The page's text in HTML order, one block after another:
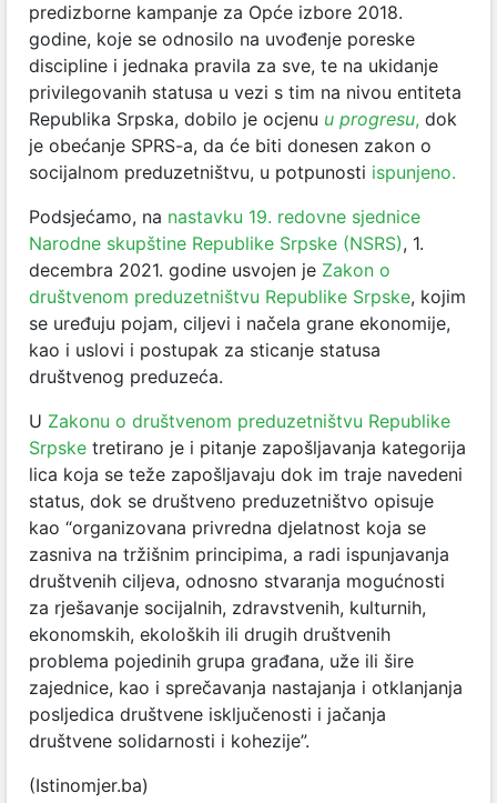
predizborne kampanje za Opće izbore 2018.
godine, koje se odnosilo na uvođenje poreske
discipline i jednaka pravila za sve, te na ukidanje
privilegovanih statusa u vezi s tim na nivou entiteta
Republika Srpska, dobilo je ocjenu u progresu, dok
je obećanje SPRS-a, da će biti donesen zakon o
socijalnom preduzetništvu, u potpunosti ispunjeno.
Podsjećamo, na nastavku 19. redovne sjednice
Narodne skupštine Republike Srpske (NSRS), 1.
decembra 2021. godine usvojen je Zakon o
društvenom preduzetništvu Republike Srpske, kojim
se uređuju pojam, ciljevi i načela grane ekonomije,
kao i uslovi i postupak za sticanje statusa
društvenog preduzeća.
U Zakonu o društvenom preduzetništvu Republike
Srpske tretirano je i pitanje zapošljavanja kategorija
lica koja se teže zapošljavaju dok im traje navedeni
status, dok se društveno preduzetništvo opisuje
kao “organizovana privredna djelatnost koja se
zasniva na tržišnim principima, a radi ispunjavanja
društvenih ciljeva, odnosno stvaranja mogućnosti
za rješavanje socijalnih, zdravstvenih, kulturnih,
ekonomskih, ekoloških ili drugih društvenih
problema pojedinih grupa građana, uže ili šire
zajednice, kao i sprečavanja nastajanja i otklanjanja
posljedica društvene isključenosti i jačanja
društvene solidarnosti i kohezije”.
(Istinomjer.ba)